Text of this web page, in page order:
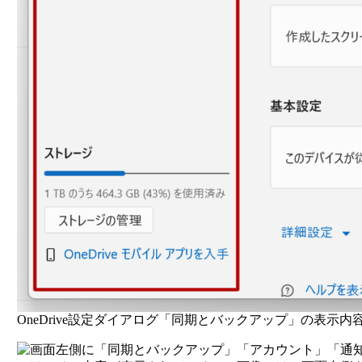
OneDrive設定ダイアログ「同期とバックアップ」の表示内